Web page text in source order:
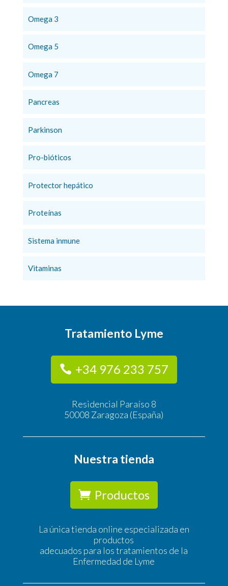
Omega 3
Omega 5
Omega 7
Pancreas
Parkinson
Pro-bióticos
Protector hepático
Proteínas
Sistema inmune
Vitaminas
Tratamiento Lyme
+34 976 233 757
Residencial Paraíso 8
50008 Zaragoza (España)
Nuestra tienda
Productos
La única tienda online especializada en
productos
adecuados para los tratamientos de la
Enfermedad de Lyme